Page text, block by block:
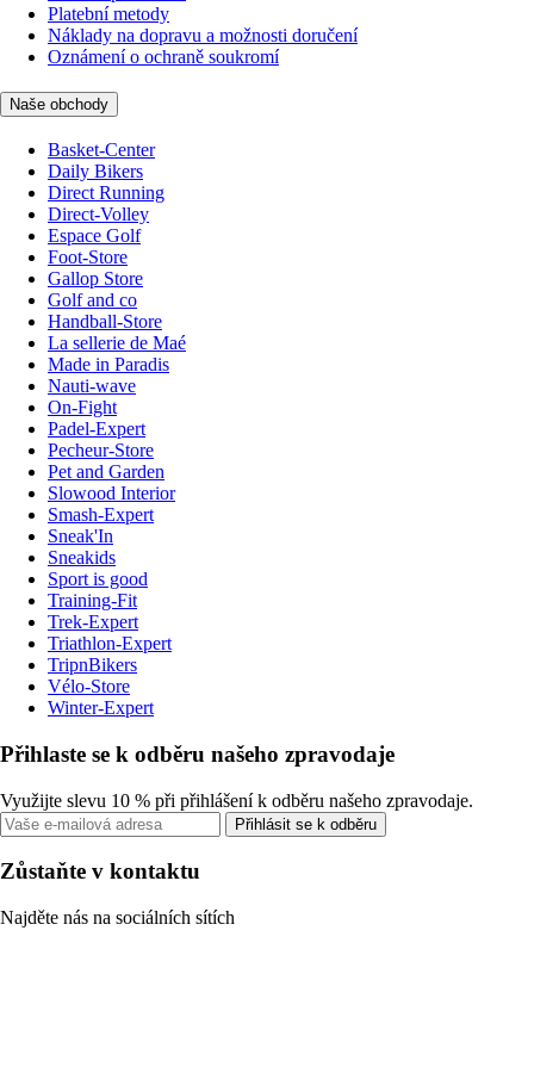
Platební metody
Náklady na dopravu a možnosti doručení
Oznámení o ochraně soukromí
Naše obchody
Basket-Center
Daily Bikers
Direct Running
Direct-Volley
Espace Golf
Foot-Store
Gallop Store
Golf and co
Handball-Store
La sellerie de Maé
Made in Paradis
Nauti-wave
On-Fight
Padel-Expert
Pecheur-Store
Pet and Garden
Slowood Interior
Smash-Expert
Sneak'In
Sneakids
Sport is good
Training-Fit
Trek-Expert
Triathlon-Expert
TripnBikers
Vélo-Store
Winter-Expert
Přihlaste se k odběru našeho zpravodaje
Využijte slevu 10 % při přihlášení k odběru našeho zpravodaje.
Přihlásit se k odběru
Zůstaňte v kontaktu
Najděte nás na sociálních sítích